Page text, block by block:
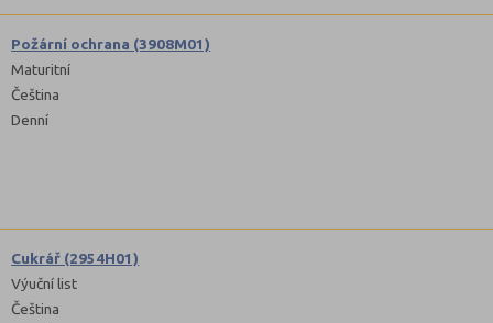
Požární ochrana (3908M01)
Maturitní
Čeština
Denní
Cukrář (2954H01)
Výuční list
Čeština